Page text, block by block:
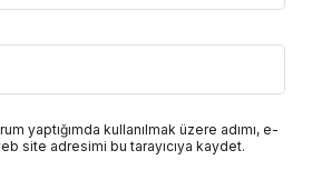
yaptığımda kullanılmak üzere adımı, e-
site adresimi bu tarayıcıya kaydet.